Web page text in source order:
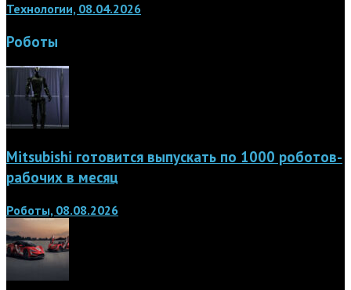
Технологии, 08.04.2026
Роботы
Mitsubishi готовится выпускать по 1000 роботов-
рабочих в месяц
Роботы, 08.08.2026